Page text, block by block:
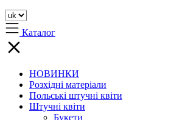
Каталог
НОВИНКИ
Розхідні матеріали
Польські штучні квіти
Штучні квіти
Букети